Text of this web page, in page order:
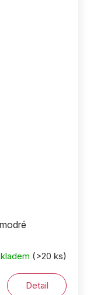
(>20 ks)
Detail